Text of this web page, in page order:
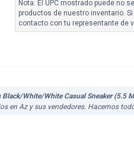
Nota: El UPC mostrado puede no
productos de nuestro inventario.
contacto con tu representante de
White/White Casual Sneaker (5.5
en Az y sus vendedores. Hacemos